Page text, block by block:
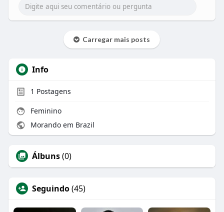
Carregar mais posts
Info
1 Postagens
Feminino
Morando em Brazil
Álbuns(0)
Seguindo(45)